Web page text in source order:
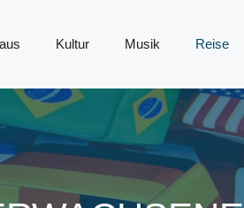
Kultur Musik Reise